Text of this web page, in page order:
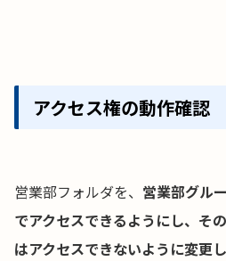
アクセス権の動作確認
営業部フォルダを、 営業部グル
でアクセスできるようにし、そ
はアクセスできないように変更